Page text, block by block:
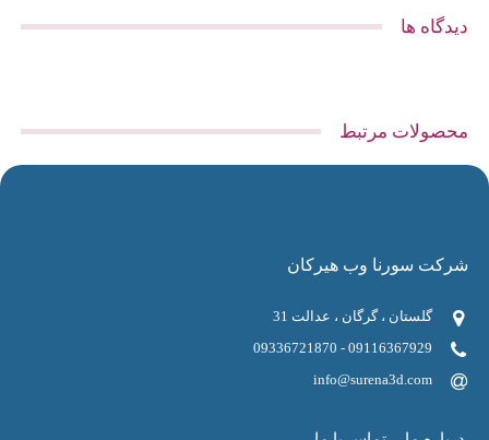
دیدگاه ها
محصولات مرتبط
شرکت سورنا وب هیرکان
گلستان ، گرگان ، عدالت 31
09116367929 - 09336721870
info@surena3d.com